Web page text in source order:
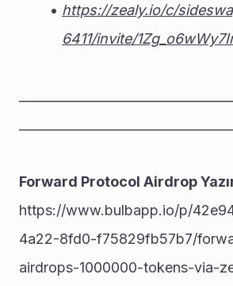
https://zealy.io/c/
6411/invite/
Forward Protocol Airdrop
https://www.bulbapp.io/p/
4a22-8fd0-f75829fb57b7/
airdrops-1000000-tokens-via-